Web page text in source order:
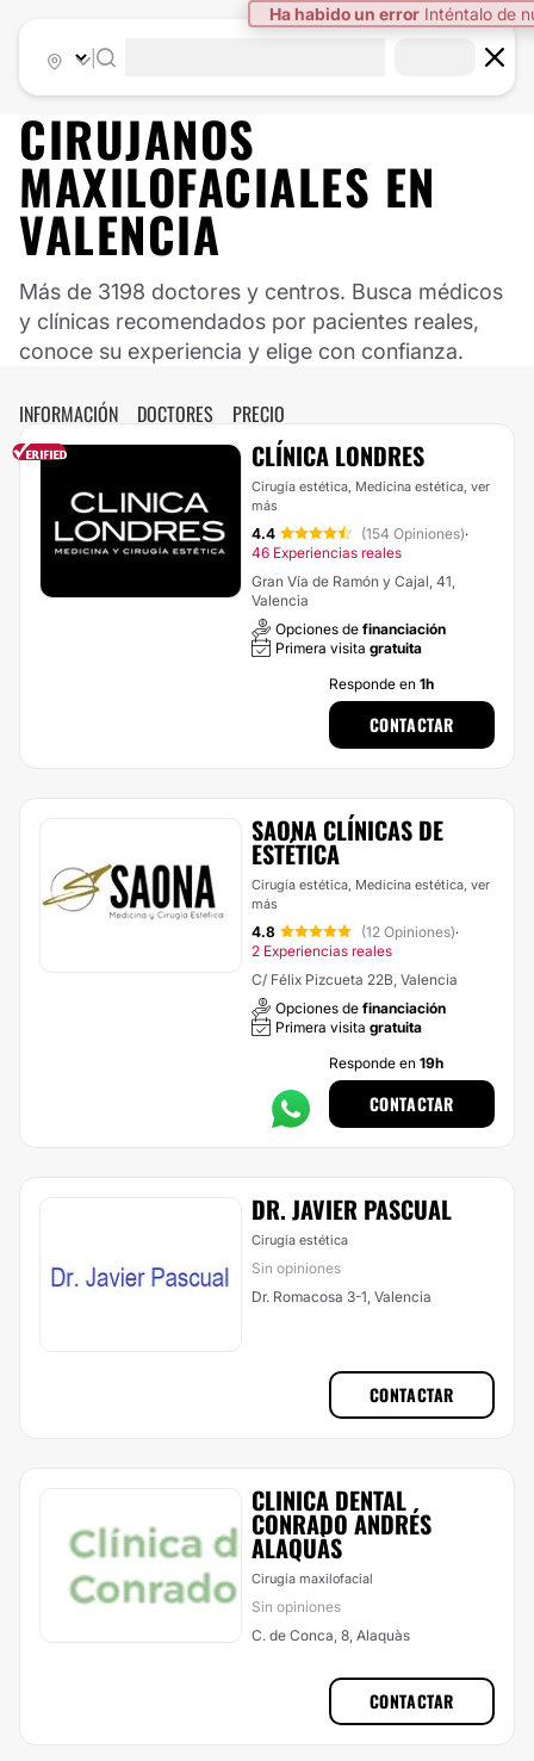
Ha habido un error Inténtalo de
CIRUJANOS
MAXILOFACIALES EN
VALENCIA
Más de 3198 doctores y centros. Busca médicos
y clínicas recomendados por pacientes reales,
conoce su experiencia y elige con confianza.
INFORMACIÓN DOCTORES PRECIO
CLÍNICA LONDRES
Cirugía estética, Medicina estética, ver
más
4.4 (154 Opiniones)·
46 Experiencias reales
Gran Vía de Ramón y Cajal, 41,
Valencia
Opciones de financiación
Primera visita gratuita
Responde en 1h
CONTACTAR
SAONA CLÍNICAS DE
ESTÉTICA
Cirugía estética, Medicina estética, ver
más
4.8 (12 Opiniones)·
2 Experiencias reales
C/ Félix Pizcueta 22B, Valencia
Opciones de financiación
Primera visita gratuita
Responde en 19h
CONTACTAR
DR. JAVIER PASCUAL
Cirugía estética
Sin opiniones
Dr. Romacosa 3-1, Valencia
CONTACTAR
CLINICA DENTAL
CONRADO ANDRÉS
ALAQUÀS
Cirugía maxilofacial
Sin opiniones
C. de Conca, 8, Alaquàs
CONTACTAR